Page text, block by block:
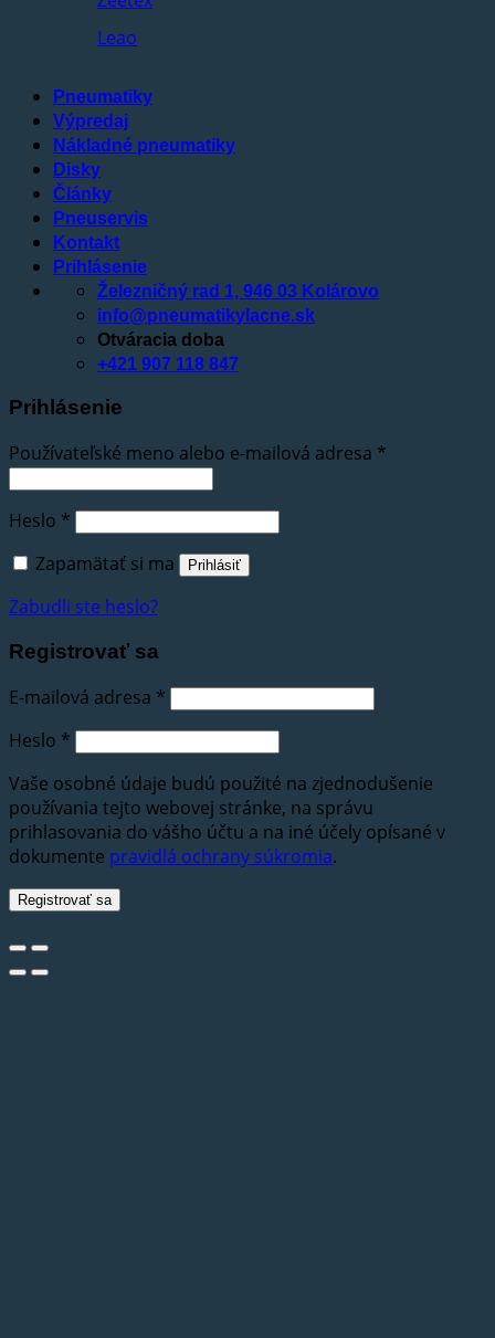
Leao
Pneumatiky
Výpredaj
Nákladné pneumatiky
Disky
Články
Pneuservis
Kontakt
Prihlásenie
Železničný rad 1, 946 03 Kolárovo
info@pneumatikylacne.sk
Otváracia doba
+421 907 118 847
Prihlásenie
Používateľské meno alebo e-mailová adresa *
Heslo *
Zapamätať si ma
Prihlásiť
Zabudli ste heslo?
Registrovať sa
E-mailová adresa *
Heslo *
Vaše osobné údaje budú použité na zjednodušenie
používania tejto webovej stránke, na správu
prihlasovania do vášho účtu a na iné účely opísané v
dokumente pravidlá ochrany súkromia.
Registrovať sa